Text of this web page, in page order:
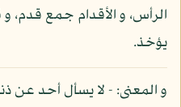
الرأس، و الأقدام جمع قدم،
يؤخذ.
و المعنى: - لا يسأل أحد عن